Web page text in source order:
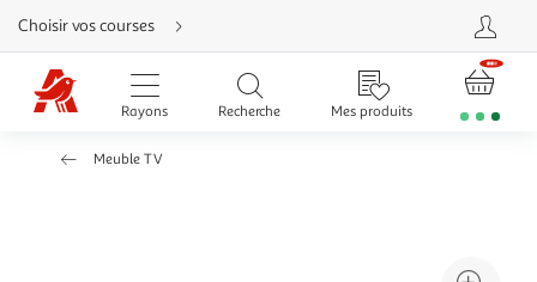
Aller
directement
au
contenu
Aller
directement
Aller
Choisir vos courses
Rayons Recherche Mes produits
Meuble TV